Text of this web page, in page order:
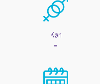
Køn
-